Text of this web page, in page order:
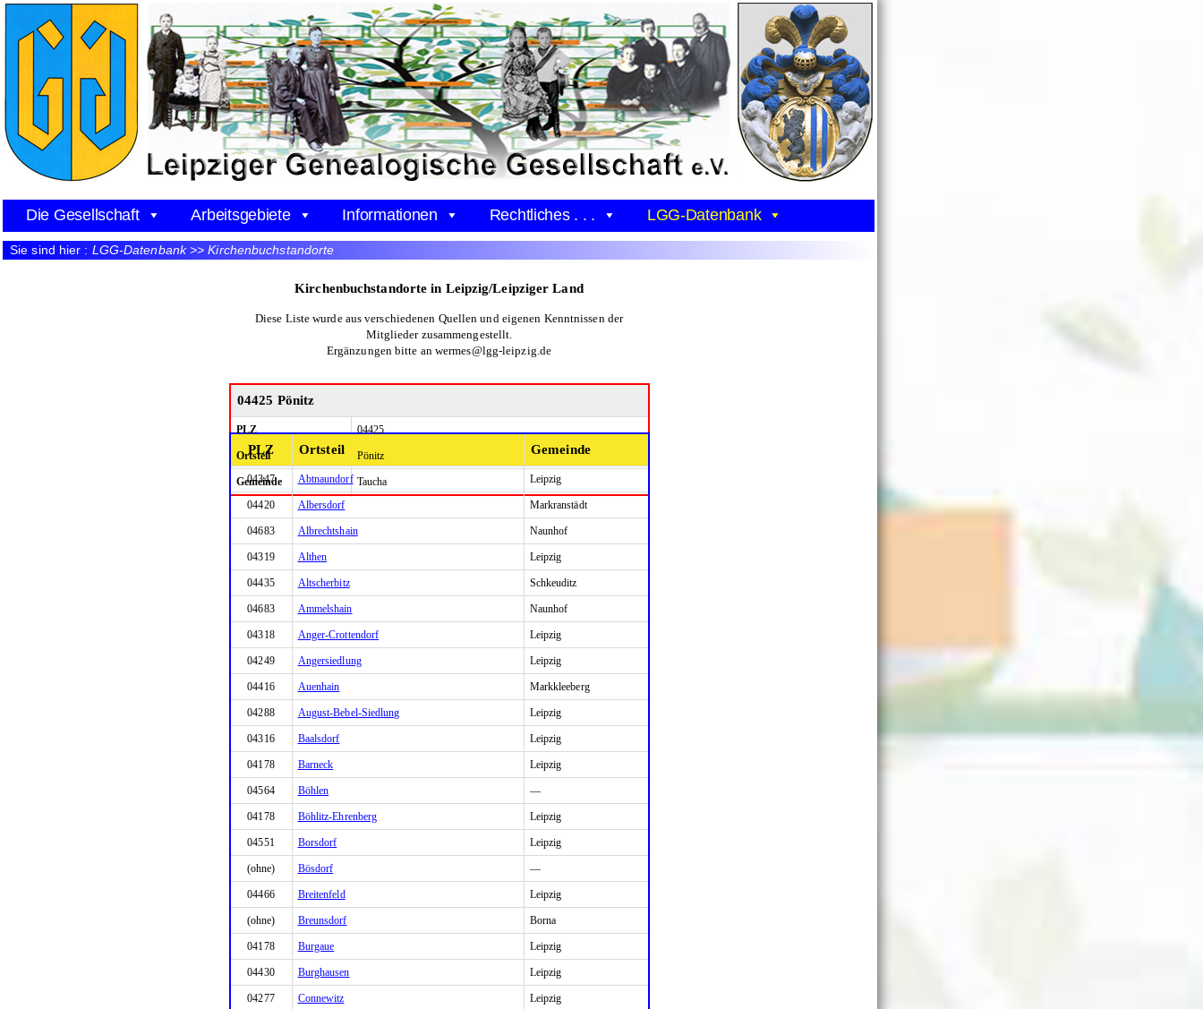
Die Gesellschaft Arbeitsgebiete Informationen Rechtliches . . . LGG-Datenbank
Sie sind hier : LGG-Datenbank >> Kirchenbuchstandorte
Kirchenbuchstandorte in Leipzig/Leipziger Land
Diese Liste wurde aus verschiedenen Quellen und eigenen Kenntnissen der
Mitglieder zusammengestellt.
Ergänzungen bitte an wermes@lgg-leipzig.de
04425 Pönitz
PLZ 04425
Ortsteil Pönitz
Gemeinde Taucha
PLZ Ortsteil Gemeinde
04347 Abtnaundorf Leipzig
04420 Albersdorf Markranstädt
04683 Albrechtshain Naunhof
04319 Althen Leipzig
04435 Altscherbitz Schkeuditz
04683 Ammelshain Naunhof
04318 Anger-Crottendorf Leipzig
04249 Angersiedlung Leipzig
04416 Auenhain Markkleeberg
04288 August-Bebel-Siedlung Leipzig
04316 Baalsdorf Leipzig
04178 Barneck Leipzig
04564 Böhlen —
04178 Böhlitz-Ehrenberg Leipzig
04551 Borsdorf Leipzig
(ohne) Bösdorf —
04466 Breitenfeld Leipzig
(ohne) Breunsdorf Borna
04178 Burgaue Leipzig
04430 Burghausen Leipzig
04277 Connewitz Leipzig